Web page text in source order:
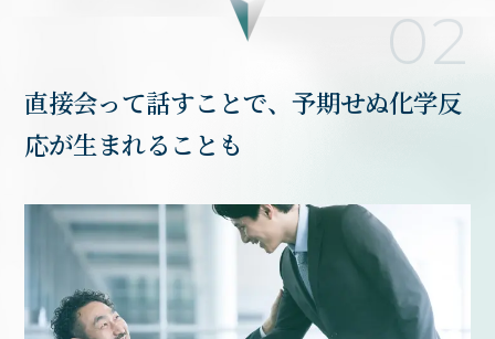
02
直接会って話すことで、予期せぬ化学反
応が生まれることも